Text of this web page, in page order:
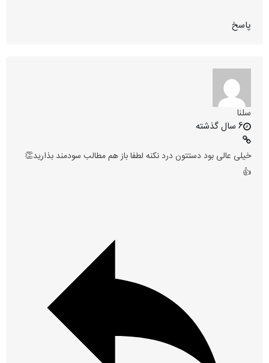
پاسخ
سلنا
6 سال گذشته
خیلی عالی بود دستتون درد نکنه لطفا باز هم مطالب سودمند بذارید👏
👍